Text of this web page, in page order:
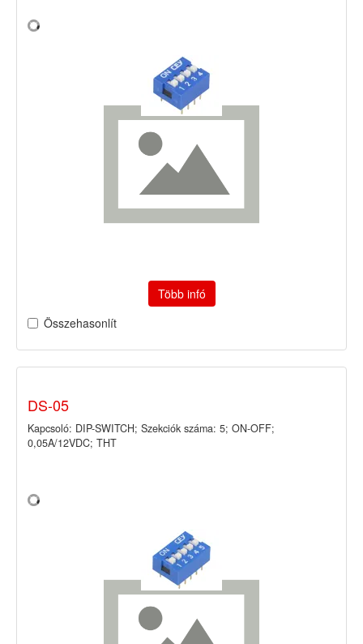
Több infó
Összehasonlít
DS-05
Kapcsoló: DIP-SWITCH; Szekciók száma: 5; ON-OFF;
0,05A/12VDC; THT